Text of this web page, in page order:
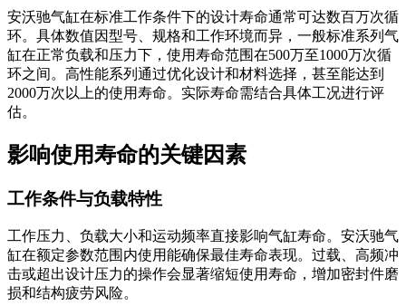
安沃驰气缸在标准工作条件下的设计寿命通常可达数百万次循
环。具体数值因型号、规格和工作环境而异，一般标准系列气
缸在正常负载和压力下，使用寿命范围在500万至1000万次循
环之间。高性能系列通过优化设计和材料选择，甚至能达到
2000万次以上的使用寿命。实际寿命需结合具体工况进行评
估。
影响使用寿命的关键因素
工作条件与负载特性
工作压力、负载大小和运动频率直接影响气缸寿命。安沃驰气
缸在额定参数范围内使用能确保最佳寿命表现。过载、高频冲
击或超出设计压力的操作会显著缩短使用寿命，增加密封件磨
损和结构疲劳风险。